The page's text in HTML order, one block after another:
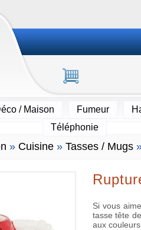
/ Maison Fumeur
Téléphonie
» Cuisine » Tasses / Mugs
Si vous
tasse tête
aux